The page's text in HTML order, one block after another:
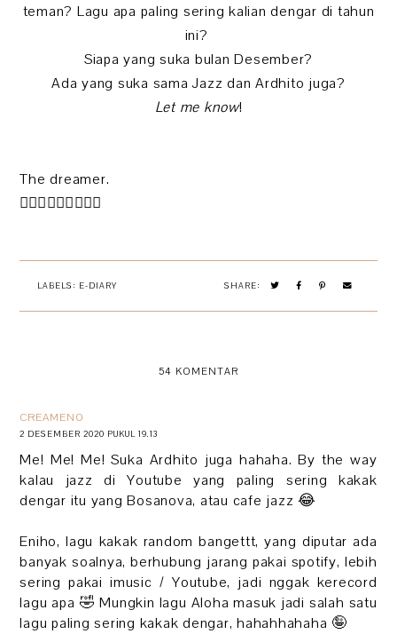
teman? Lagu apa paling sering kalian dengar di tahun
ini?
Siapa yang suka bulan Desember?
Ada yang suka sama Jazz dan Ardhito juga?
Let me know!
The dreamer.
🧚🏻‍♀️🧚🏻‍♀️🧚🏻‍♀️
LABELS: E-DIARY SHARE:
54 KOMENTAR
CREAMENO
2 DESEMBER 2020 PUKUL 19.13
Me! Me! Me! Suka Ardhito juga hahaha. By the way
kalau jazz di Youtube yang paling sering kakak
dengar itu yang Bosanova, atau cafe jazz 😂
Eniho, lagu kakak random bangettt, yang diputar ada
banyak soalnya, berhubung jarang pakai spotify, lebih
sering pakai imusic / Youtube, jadi nggak kerecord
lagu apa 🤣 Mungkin lagu Aloha masuk jadi salah satu
lagu paling sering kakak dengar, hahahhahaha 🤪